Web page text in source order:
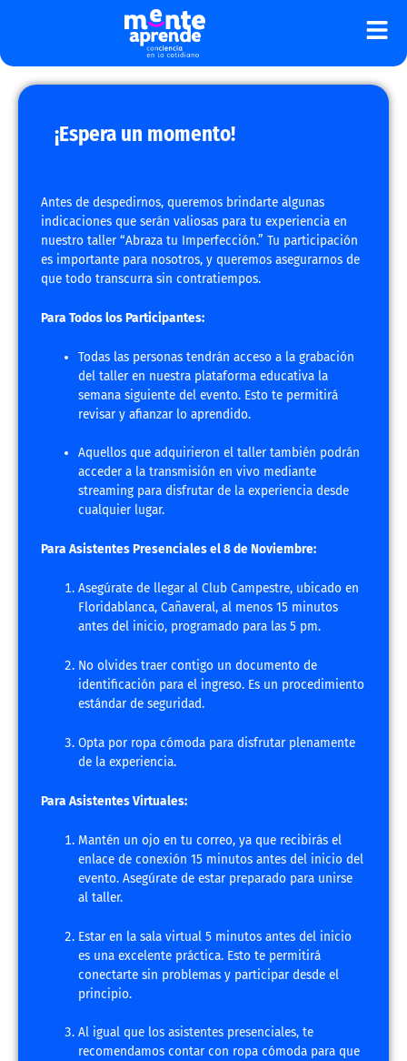
¡Espera un momento!
Antes de despedirnos, queremos brindarte algunas
indicaciones que serán valiosas para tu experiencia en
nuestro taller “Abraza tu Imperfección.” Tu participación
es importante para nosotros, y queremos asegurarnos de
que todo transcurra sin contratiempos.
Para Todos los Participantes:
Todas las personas tendrán acceso a la grabación
del taller en nuestra plataforma educativa la
semana siguiente del evento. Esto te permitirá
revisar y afianzar lo aprendido.
Aquellos que adquirieron el taller también podrán
acceder a la transmisión en vivo mediante
streaming para disfrutar de la experiencia desde
cualquier lugar.
Para Asistentes Presenciales el 8 de Noviembre:
Asegúrate de llegar al Club Campestre, ubicado en
Floridablanca, Cañaveral, al menos 15 minutos
antes del inicio, programado para las 5 pm.
No olvides traer contigo un documento de
identificación para el ingreso. Es un procedimiento
estándar de seguridad.
Opta por ropa cómoda para disfrutar plenamente
de la experiencia.
Para Asistentes Virtuales:
Mantén un ojo en tu correo, ya que recibirás el
enlace de conexión 15 minutos antes del inicio del
evento. Asegúrate de estar preparado para unirse
al taller.
Estar en la sala virtual 5 minutos antes del inicio
es una excelente práctica. Esto te permitirá
conectarte sin problemas y participar desde el
principio.
Al igual que los asistentes presenciales, te
recomendamos contar con ropa cómoda para que